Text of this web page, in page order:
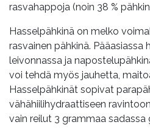
rasvahappoja (noin 38 %
Hasselpähkinä on melko
rasvainen pähkinä. Pääasiassa
leivonnassa ja
voi tehdä myös jauhetta,
Hasselpähkinät sopivat
vähähiilihydraattiseen
vain reilut 3 grammaa sadassa